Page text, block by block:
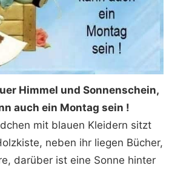
Himmel und Sonnenschein,
auch ein Montag sein !
mit blauen Kleidern sitzt
neben ihr liegen Bücher,
darüber ist eine Sonne hinter